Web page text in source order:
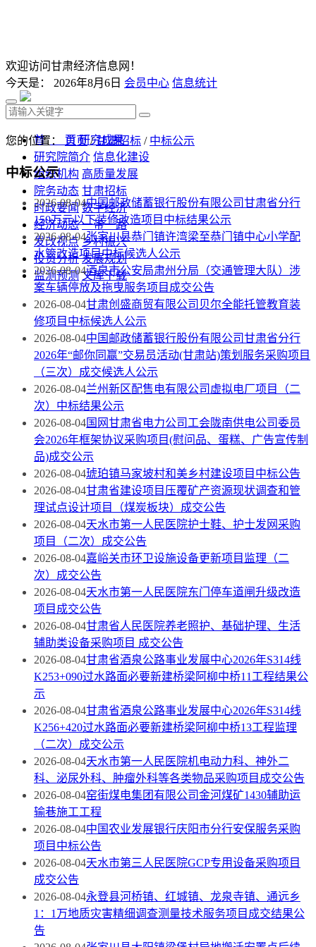
欢迎访问甘肃经济信息网！
今天是： 2026年8月6日 会员中心 信息统计
首 页 研究成果
研究院简介 信息化建设
组织机构 高质量发展
院务动态 甘肃招标
时政要闻 数字经济
经济动态 一带一路
发改视点 乡村振兴
投资分析 发展规划
监测预测 文库下载
您的位置： 首页/甘肃招标 / 中标公示
中标公示
2026-08-04中国邮政储蓄银行股份有限公司甘肃省分行
150万元以下装修改造项目中标结果公示
2026-08-04张家川县恭门镇许湾梁至恭门镇中心小学配
水管改造项目中标候选人公示
2026-08-04酒泉市公安局肃州分局（交通管理大队）涉
案车辆停放及拖曳服务项目成交公告
2026-08-04甘肃创盛商贸有限公司贝尔全能托管教育装
修项目中标候选人公示
2026-08-04中国邮政储蓄银行股份有限公司甘肃省分行
2026年“邮你同赢”交易员活动(甘肃站)策划服务采购项目
（三次）成交候选人公示
2026-08-04兰州新区配售电有限公司虚拟电厂项目（二
次）中标结果公示
2026-08-04国网甘肃省电力公司工会陇南供电公司委员
会2026年框架协议采购项目(慰问品、蛋糕、广告宣传制
品)成交公示
2026-08-04琥珀镇马家坡村和美乡村建设项目中标公告
2026-08-04甘肃省建设项目压覆矿产资源现状调查和管
理试点设计项目（煤炭板块）成交公告
2026-08-04天水市第一人民医院护士鞋、护士发网采购
项目（二次）成交公告
2026-08-04嘉峪关市环卫设施设备更新项目监理（二
次）成交公告
2026-08-04天水市第一人民医院东门停车道闸升级改造
项目成交公告
2026-08-04甘肃省人民医院养老照护、基础护理、生活
辅助类设备采购项目 成交公告
2026-08-04甘肃省酒泉公路事业发展中心2026年S314线
K253+090过水路面必要新建桥梁阿柳中桥11工程结果公
示
2026-08-04甘肃省酒泉公路事业发展中心2026年S314线
K256+420过水路面必要新建桥梁阿柳中桥13工程监理
（二次）成交公示
2026-08-04天水市第一人民医院机电动力科、神外二
科、泌尿外科、肿瘤外科等各类物品采购项目成交公告
2026-08-04窑街煤电集团有限公司金河煤矿1430辅助运
输巷施工工程
2026-08-04中国农业发展银行庆阳市分行安保服务采购
项目中标公告
2026-08-04天水市第三人民医院GCP专用设备采购项目
成交公告
2026-08-04永登县河桥镇、红城镇、龙泉寺镇、通远乡
1：1万地质灾害精细调查测量技术服务项目成交结果公
告